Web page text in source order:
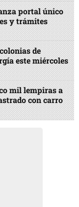
portal único
y trámites
de
este miércoles
mil lempiras a
con carro